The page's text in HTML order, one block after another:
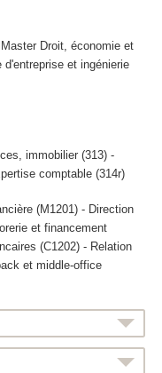
Master Droit, économie et
et ingénierie
immobilier (313) -
comptable (314r)
(M1201) - Direction
et financement
(C1202) - Relation
et middle-office